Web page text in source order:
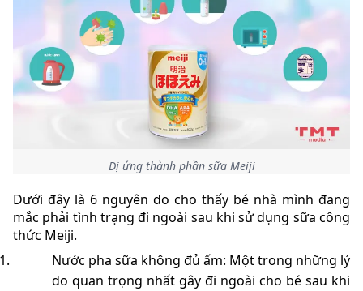
Dị ứng thành phần sữa Meiji
Dưới đây là 6 nguyên do cho thấy bé nhà mình đang
mắc phải tình trạng đi ngoài sau khi sử dụng sữa công
thức Meiji.
Nước pha sữa không đủ ấm: Một trong những lý
do quan trọng nhất gây đi ngoài cho bé sau khi